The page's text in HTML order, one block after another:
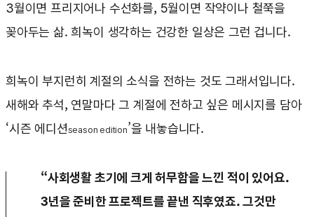
3월이면 프리지어나 수선화를, 5월이면 작약이나 철쭉을
꽂아두는 삶. 희녹이 생각하는 건강한 일상은 그런 겁니다.
희녹이 부지런히 계절의 소식을 전하는 것도 그래서입니다.
새해와 추석, 연말마다 그 계절에 전하고 싶은 메시지를 담아
‘시즌 에디션season edition’을 내놓습니다.
“사회생활 초기에 크게 허무함을 느낀 적이 있어요.
3년을 준비한 프로젝트를 끝낸 직후였죠. 그것만